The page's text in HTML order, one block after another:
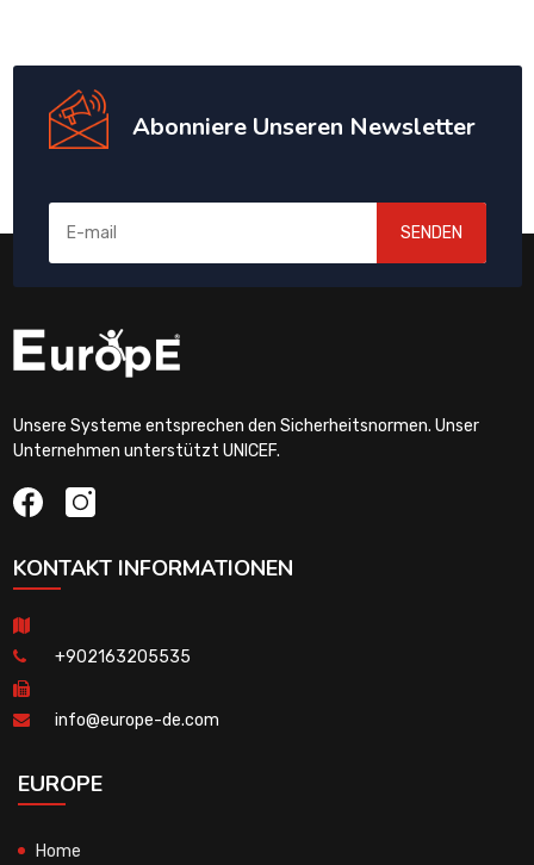
Abonniere Unseren Newsletter
SENDEN
Unsere Systeme entsprechen den Sicherheitsnormen. Unser
Unternehmen unterstützt UNICEF.
KONTAKT INFORMATIONEN
+902163205535
info@europe-de.com
EUROPE
Home